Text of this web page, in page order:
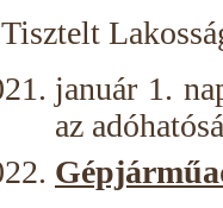
Tisztelt
január 1.
az